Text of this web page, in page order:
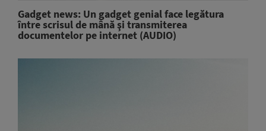
Gadget news: Un gadget genial face legătura
între scrisul de mână şi transmiterea
documentelor pe internet (AUDIO)